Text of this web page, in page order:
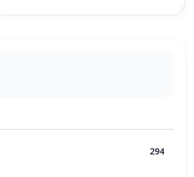
294